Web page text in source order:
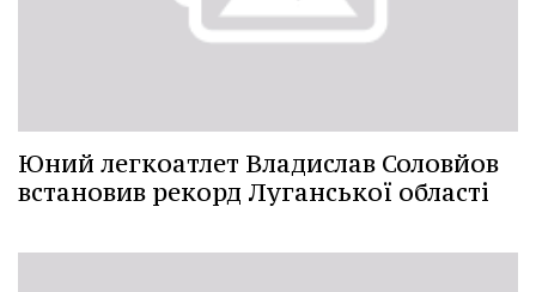
Юний легкоатлет Владислав Соловйов
встановив рекорд Луганської області